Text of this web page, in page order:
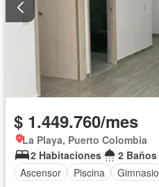
$ 1.449.760/mes
La Playa, Puerto Colombia
2 Habitaciones
2 Baños
Ascensor
Piscina Gimnasio